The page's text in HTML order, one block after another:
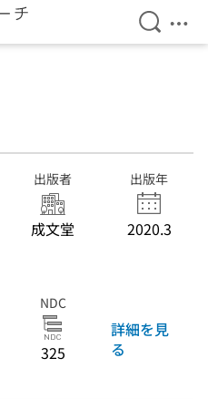
検索を
メ
出版者
成文堂
出版年
2020.3
NDC
325
詳細を見
る